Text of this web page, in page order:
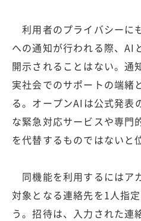
利用者のプライバシーに
への通知が行われる際、AI
開示されることはない。通
実社会でのサポートの端緒
る。オープンAIは公式発表
な緊急対応サービスや専門
を代替するものではないと
同機能を利用するにはア
対象となる連絡先を1人指
う。招待は、入力された連